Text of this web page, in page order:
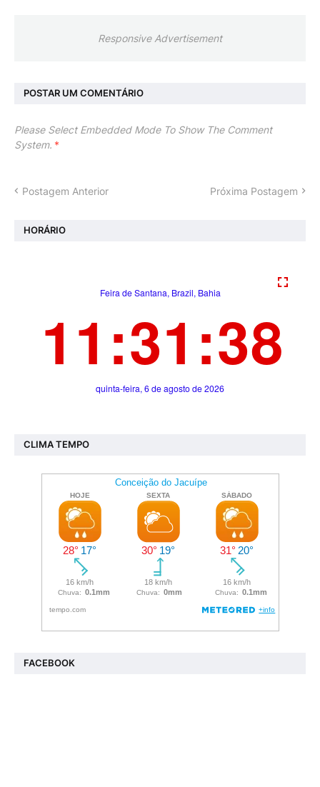
Responsive Advertisement
POSTAR UM COMENTÁRIO
Please Select Embedded Mode To Show The Comment
System. *
Postagem Anterior Próxima Postagem
HORÁRIO
CLIMA TEMPO
FACEBOOK